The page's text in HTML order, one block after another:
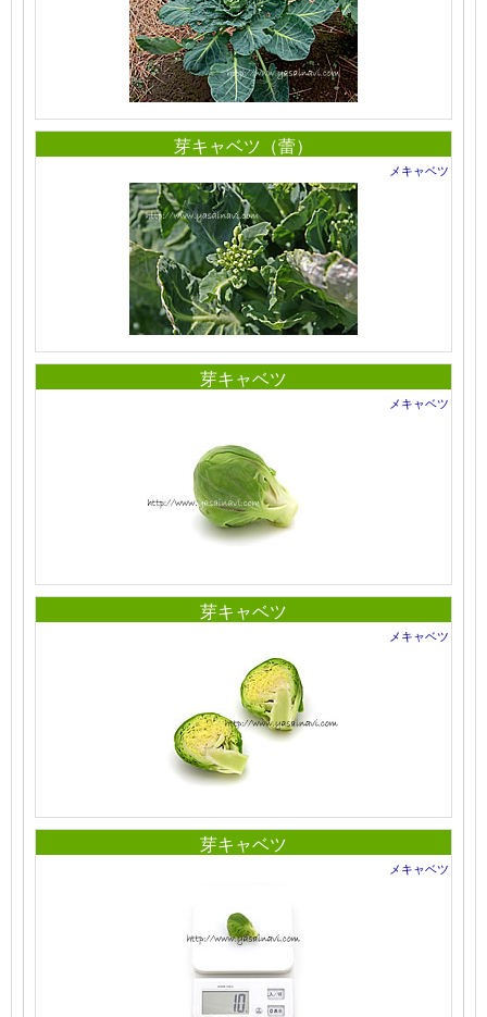
芽キャベツ（蕾）
メキャベツ
芽キャベツ
メキャベツ
芽キャベツ
メキャベツ
芽キャベツ
メキャベツ